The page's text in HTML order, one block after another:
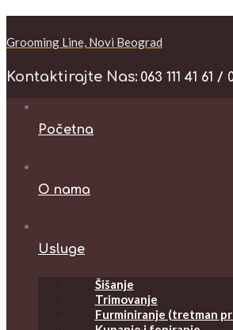
Grooming Line, Novi Beograd
Kontaktirajte Nas: 063 111 41 61 /
Početna
O nama
Usluge
Šišanje
Trimovanje
Furminiranje (tretman